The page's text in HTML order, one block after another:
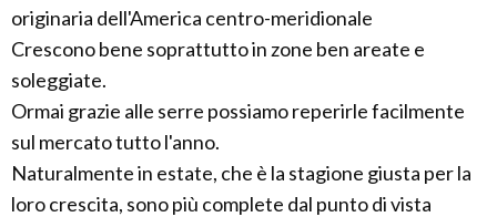
originaria dell'America centro-meridionale
Crescono bene soprattutto in zone ben areate e
soleggiate.
Ormai grazie alle serre possiamo reperirle facilmente
sul mercato tutto l'anno.
Naturalmente in estate, che è la stagione giusta per la
loro crescita, sono più complete dal punto di vista